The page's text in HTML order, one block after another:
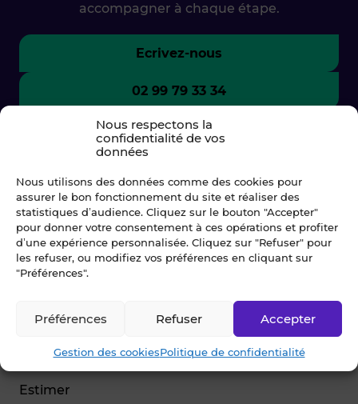
Nous respectons la
confidentialité de vos
données
Nous utilisons des données comme des cookies pour
assurer le bon fonctionnement du site et réaliser des
statistiques d’audience. Cliquez sur le bouton "Accepter"
pour donner votre consentement à ces opérations et profiter
d’une expérience personnalisée. Cliquez sur "Refuser" pour
les refuser, ou modifiez vos préférences en cliquant sur
"Préférences".
Accepter
Refuser
Préférences
Gestion des cookiesPolitique de confidentialité
accompagner à chaque étape.
Ecrivez-nous
02 99 79 33 34
Vendre
Estimer